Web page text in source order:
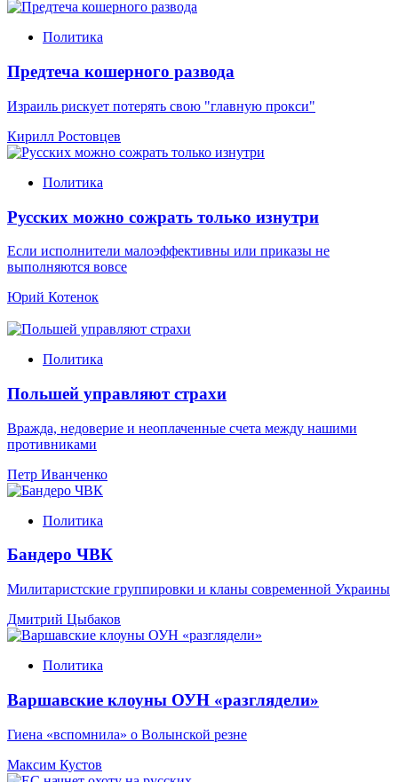
Политика
Предтеча кошерного развода
Израиль рискует потерять свою "главную прокси"
Кирилл Ростовцев
Политика
Русских можно сожрать только изнутри
Если исполнители малоэффективны или приказы не
выполняются вовсе
Юрий Котенок
Политика
Польшей управляют страхи
Вражда, недоверие и неоплаченные счета между нашими
противниками
Петр Иванченко
Политика
Бандеро ЧВК
Милитаристские группировки и кланы современной Украины
Дмитрий Цыбаков
Политика
Варшавские клоуны ОУН «разглядели»
Гиена «вспомнила» о Волынской резне
Максим Кустов